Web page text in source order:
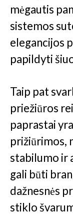
mėgautis
sistemos
elegancijos
papildyti
Taip pat
priežiūros
paprastai
prižiūrimos,
stabilumo ir
gali būti
dažnesnės
stiklo